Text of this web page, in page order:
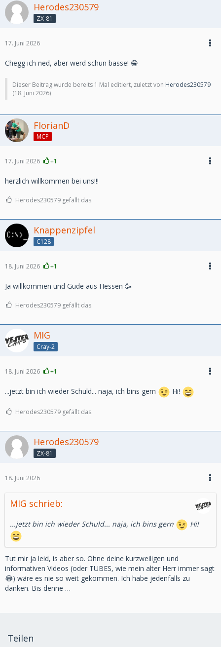
Herodes230579
ZX-81
17. Juni 2026
Chegg ich ned, aber werd schun basse! 😁
Dieser Beitrag wurde bereits 1 Mal editiert, zuletzt von Herodes230579
(18. Juni 2026)
FlorianD
MCP
17. Juni 2026 +1
herzlich willkommen bei uns!!!
Herodes230579 gefällt das.
Knappenzipfel
C128
18. Juni 2026 +1
Ja willkommen und Gude aus Hessen 🥳
Herodes230579 gefällt das.
MIG
Cray-2
18. Juni 2026 +1
...jetzt bin ich wieder Schuld... naja, ich bins gern Hi!
Herodes230579 gefällt das.
Herodes230579
ZX-81
18. Juni 2026
MIG schrieb:
...jetzt bin ich wieder Schuld... naja, ich bins gern Hi!
Tut mir ja leid, is aber so. Ohne deine kurzweiligen und
informativen Videos (oder TUBES, wie mein alter Herr immer sagt
😂) wäre es nie so weit gekommen. Ich habe jedenfalls zu
danken. Bis denne …
Teilen